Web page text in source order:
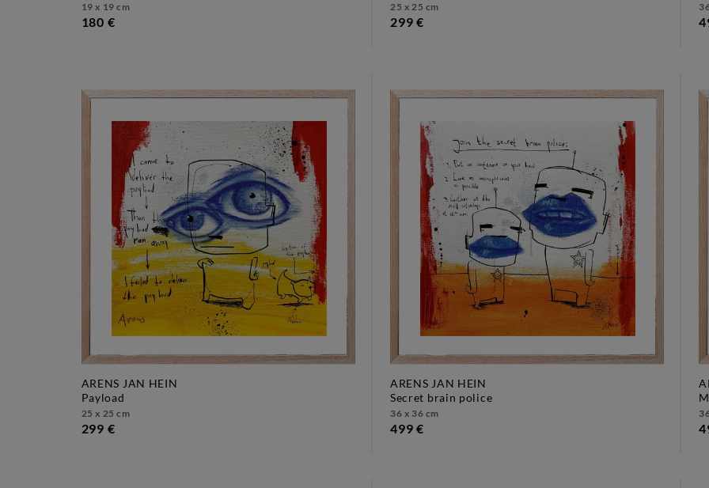
19 x 19 cm
180 €
25 x 25 cm
299 €
ARENS JAN HEIN
payload
25 x 25 cm
299 €
ARENS JAN HEIN
secret brain police
36 x 36 cm
499 €